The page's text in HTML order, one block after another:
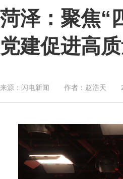
菏泽：聚焦“
党建促进高
来源： 闪电新闻 作者： 赵浩天